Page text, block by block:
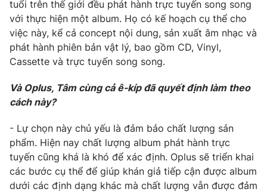
tuổi trên thế giới đều phát hành trực tuyến song song
với thực hiện một album. Họ có kế hoạch cụ thể cho
việc này, kể cả concept nội dung, sản xuất âm nhạc và
phát hành phiên bản vật lý, bao gồm CD, Vinyl,
Cassette và trực tuyến song song.
Và Oplus, Tâm cùng cả ê-kíp đã quyết định làm theo
cách này?
- Lự chọn này chủ yếu là đảm bảo chất lượng sản
phẩm. Hiện nay chất lượng album phát hành trực
tuyến cũng khá là khó để xác định. Oplus sẽ triển khai
các bước cụ thể để giúp khán giả tiếp cận được album
dưới các định dạng khác mà chất lượng vẫn được đảm